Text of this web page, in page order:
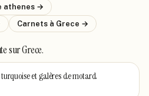
athenes →
Carnets à Grece →
sur Grece.
et galères de motard